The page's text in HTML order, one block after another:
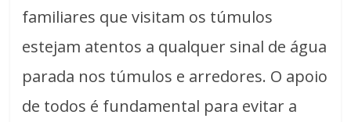
familiares que visitam os túmulos
estejam atentos a qualquer sinal de água
parada nos túmulos e arredores. O apoio
de todos é fundamental para evitar a